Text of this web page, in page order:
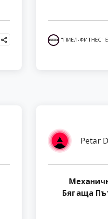
"ПИЕЛ-ФИТНЕС"
Petar
Бягаща